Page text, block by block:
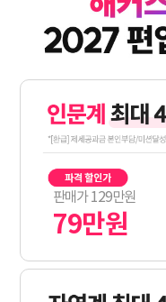
판매가129만원
79만원